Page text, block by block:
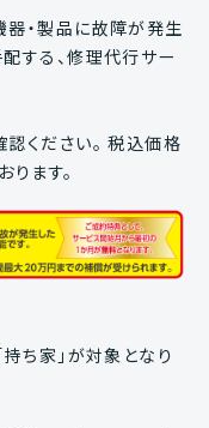
器・製品に故障が発生
する、修理代行サー
ください。 税込価格
ます。
持ち家」が対象となり